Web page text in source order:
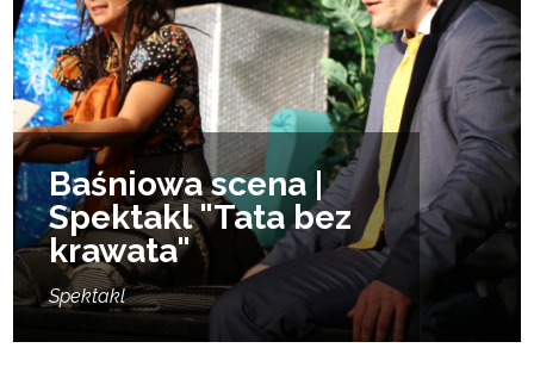
Baśniowa scena |
Spektakl "Tata bez
krawata"
Spektakl